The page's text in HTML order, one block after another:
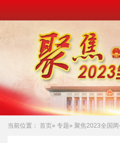
当前位置： 首页» 专题» 聚焦2023全国两